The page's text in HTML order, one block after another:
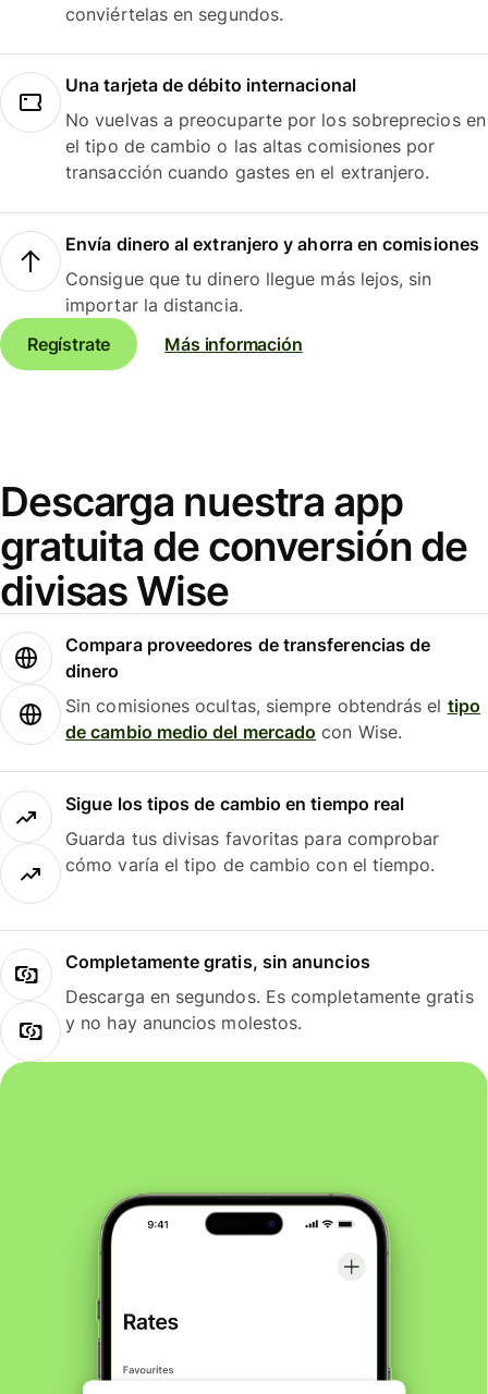
conviértelas en segundos.
Una tarjeta de débito internacional
No vuelvas a preocuparte por los sobreprecios en
el tipo de cambio o las altas comisiones por
transacción cuando gastes en el extranjero.
Envía dinero al extranjero y ahorra en comisiones
Consigue que tu dinero llegue más lejos, sin
importar la distancia.
Regístrate
Más información
Descarga nuestra app
gratuita de conversión de
divisas Wise
Compara proveedores de transferencias de
dinero
Sin comisiones ocultas, siempre obtendrás el tipo
de cambio medio del mercado con Wise.
Sigue los tipos de cambio en tiempo real
Guarda tus divisas favoritas para comprobar
cómo varía el tipo de cambio con el tiempo.
Completamente gratis, sin anuncios
Descarga en segundos. Es completamente gratis
y no hay anuncios molestos.